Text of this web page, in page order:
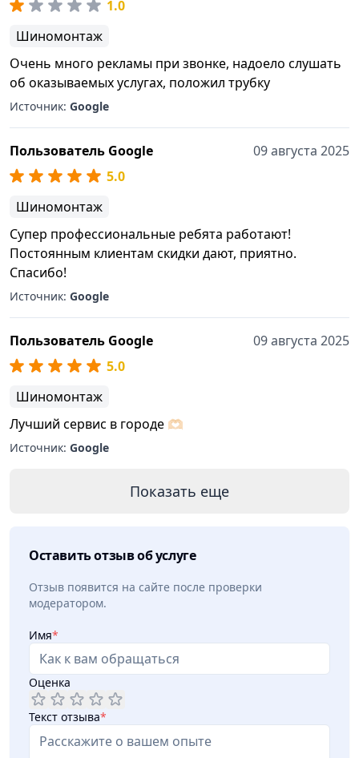
труда. Всё это стоит денег, которые порой сильно
превосходят стоимости содержания складов и
Мы любим своё дело. И всё что мы делаем,
стараемся сделать лучше всех. Конечно не всё
ещё получается, но мы ставим перед собой самые
высокие цели. Мы надеемся на ваше доверие,
которое поможет нам сделать атомобильный
рынок цивилизованным и комфортным для
покупателей.
1.0
Шиномонтаж
Очень много рекламы при звонке, надоело слушать
об оказываемых услугах, положил трубку
Источник: Google
Пользователь Google
09 августа 2025
5.0
Шиномонтаж
Супер профессиональные ребята работают!
Постоянным клиентам скидки дают, приятно.
Спасибо!
Источник: Google
Пользователь Google
09 августа 2025
5.0
Шиномонтаж
Лучший сервис в городе 🫶🏻
Источник: Google
Показать еще
Оставить отзыв об услуге
Отзыв появится на сайте после проверки
модератором.
Имя*
Оценка
Текст отзыва*